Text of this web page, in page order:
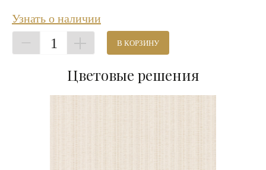
Узнать о наличии
1 В КОРЗИНУ
Цветовые решения